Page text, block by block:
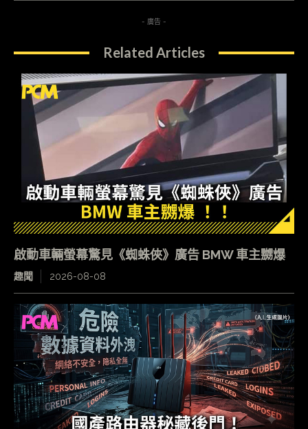
- 廣告 -
Related Articles
啟動車輛螢幕驚見《蜘蛛俠》廣告 BMW 車主嬲爆
趣聞 2026-08-08